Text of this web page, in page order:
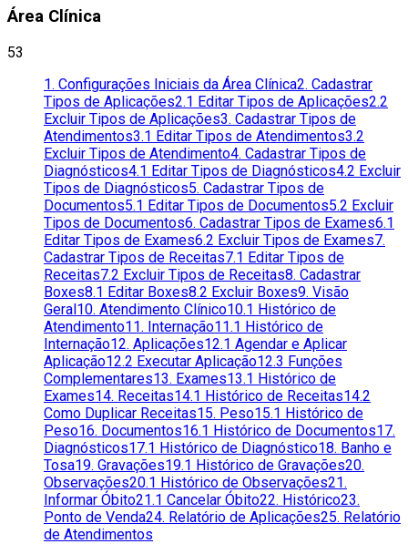
Área Clínica
53
1. Configurações Iniciais da Área Clínica2. Cadastrar
Tipos de Aplicações2.1 Editar Tipos de Aplicações2.2
Excluir Tipos de Aplicações3. Cadastrar Tipos de
Atendimentos3.1 Editar Tipos de Atendimentos3.2
Excluir Tipos de Atendimento4. Cadastrar Tipos de
Diagnósticos4.1 Editar Tipos de Diagnósticos4.2 Excluir
Tipos de Diagnósticos5. Cadastrar Tipos de
Documentos5.1 Editar Tipos de Documentos5.2 Excluir
Tipos de Documentos6. Cadastrar Tipos de Exames6.1
Editar Tipos de Exames6.2 Excluir Tipos de Exames7.
Cadastrar Tipos de Receitas7.1 Editar Tipos de
Receitas7.2 Excluir Tipos de Receitas8. Cadastrar
Boxes8.1 Editar Boxes8.2 Excluir Boxes9. Visão
Geral10. Atendimento Clínico10.1 Histórico de
Atendimento11. Internação11.1 Histórico de
Internação12. Aplicações12.1 Agendar e Aplicar
Aplicação12.2 Executar Aplicação12.3 Funções
Complementares13. Exames13.1 Histórico de
Exames14. Receitas14.1 Histórico de Receitas14.2
Como Duplicar Receitas15. Peso15.1 Histórico de
Peso16. Documentos16.1 Histórico de Documentos17.
Diagnósticos17.1 Histórico de Diagnóstico18. Banho e
Tosa19. Gravações19.1 Histórico de Gravações20.
Observações20.1 Histórico de Observações21.
Informar Óbito21.1 Cancelar Óbito22. Histórico23.
Ponto de Venda24. Relatório de Aplicações25. Relatório
de Atendimentos